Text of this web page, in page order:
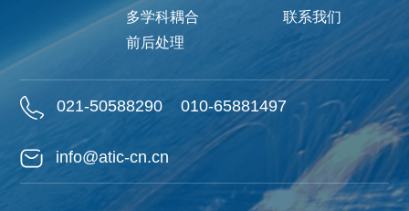
多学科耦合
前后处理
联系我们
021-50588290 010-65881497
info@atic-cn.cn